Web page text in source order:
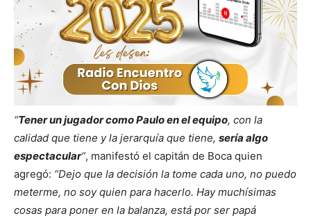
“Tener un jugador como Paulo en el equipo, con la
calidad que tiene y la jerarquía que tiene, sería algo
espectacular“, manifestó el capitán de Boca quien
agregó: “Dejo que la decisión la tome cada uno, no puedo
meterme, no soy quien para hacerlo. Hay muchísimas
cosas para poner en la balanza, está por ser papá